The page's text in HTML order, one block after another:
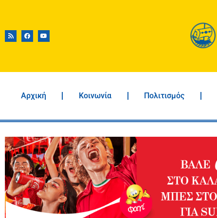
Αρχική Κοινωνία Πολιτισμός